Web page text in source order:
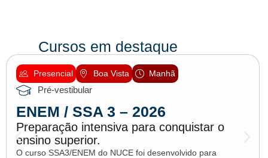
Cursos em destaque
Presencial Boa Vista Manhã
Pré-vestibular
ENEM / SSA 3 – 2026
Preparação intensiva para conquistar o
ensino superior.
O curso SSA3/ENEM do NUCE foi desenvolvido para